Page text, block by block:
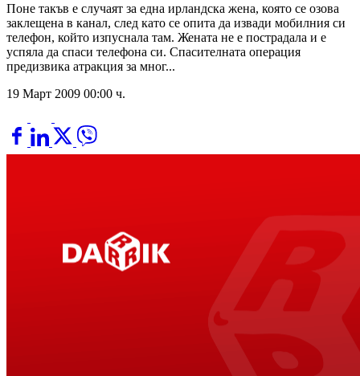
Поне такъв е случаят за една ирландска жена, която се озова
заклещена в канал, след като се опита да извади мобилния си
телефон, който изпуснала там. Жената не е пострадала и е
успяла да спаси телефона си. Спасителната операция
предизвика атракция за мног...
19 Март 2009 00:00 ч.